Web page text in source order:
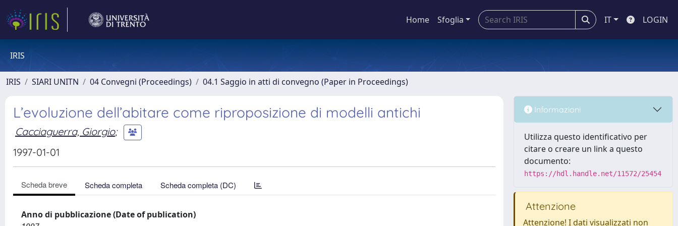
Home Sfoglia IT LOGIN
IRIS
IRIS SIARI UNITN 04 Convegni (Proceedings) 04.1 Saggio in atti di convegno (Paper in Proceedings)
L’evoluzione dell’abitare come riproposizione di modelli antichi
Cacciaguerra, Giorgio;
1997-01-01
Scheda breve Scheda completa Scheda completa (DC)
Anno di pubblicazione (Date of publication)
Informazioni
Utilizza questo identificativo per
citare o creare un link a questo
documento:
https://hdl.handle.net/11572/25454
Attenzione
Attenzione! I dati visualizzati non